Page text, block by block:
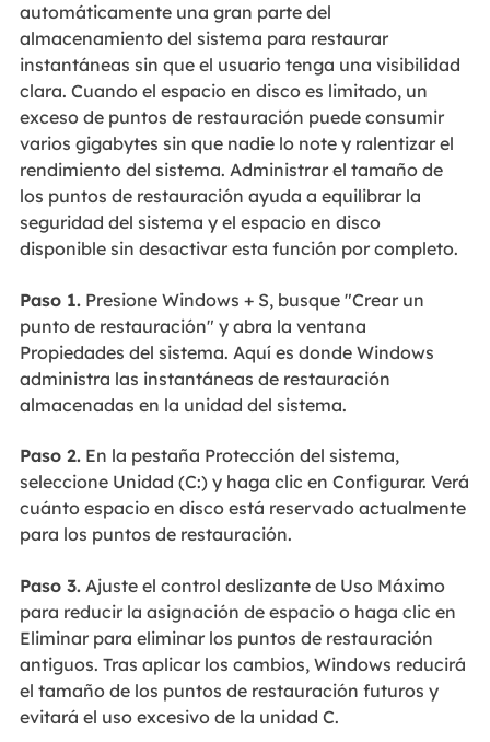
automáticamente una gran parte del
almacenamiento del sistema para restaurar
instantáneas sin que el usuario tenga una visibilidad
clara. Cuando el espacio en disco es limitado, un
exceso de puntos de restauración puede consumir
varios gigabytes sin que nadie lo note y ralentizar el
rendimiento del sistema. Administrar el tamaño de
los puntos de restauración ayuda a equilibrar la
seguridad del sistema y el espacio en disco
disponible sin desactivar esta función por completo.
Paso 1.Presione Windows + S, busque "Crear un
punto de restauración" y abra la ventana
Propiedades del sistema. Aquí es donde Windows
administra las instantáneas de restauración
almacenadas en la unidad del sistema.
Paso 2.En la pestaña Protección del sistema,
seleccione Unidad (C:) y haga clic en Configurar. Verá
cuánto espacio en disco está reservado actualmente
para los puntos de restauración.
Paso 3.Ajuste el control deslizante de Uso Máximo
para reducir la asignación de espacio o haga clic en
Eliminar para eliminar los puntos de restauración
antiguos. Tras aplicar los cambios, Windows reducirá
el tamaño de los puntos de restauración futuros y
evitará el uso excesivo de la unidad C.